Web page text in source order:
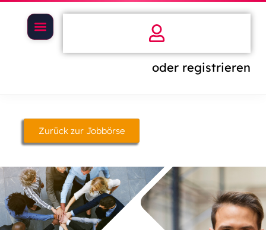
oder registrieren
Zurück zur Jobbörse